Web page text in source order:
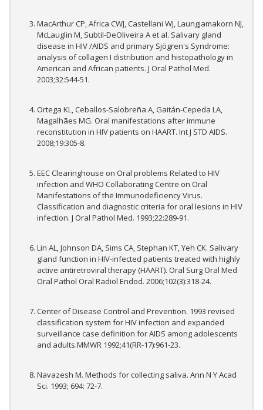
MacArthur CP, Africa CWJ, Castellani WJ, Laungjamakorn NJ,
McLauglin M, Subtil-DeOliveira A et al. Salivary gland
disease in HIV /AIDS and primary Sjögren's Syndrome:
analysis of collagen I distribution and histopathology in
American and African patients. J Oral Pathol Med.
2003;32:544-51.
Ortega KL, Ceballos-Salobreña A, Gaitán-Cepeda LA,
Magalhães MG. Oral manifestations after immune
reconstitution in HIV patients on HAART. Int J STD AIDS.
2008;19:305-8.
EEC Clearinghouse on Oral problems Related to HIV
infection and WHO Collaborating Centre on Oral
Manifestations of the Immunodeficiency Virus.
Classification and diagnostic criteria for oral lesions in HIV
infection. J Oral Pathol Med. 1993;22:289-91.
Lin AL, Johnson DA, Sims CA, Stephan KT, Yeh CK. Salivary
gland function in HIV-infected patients treated with highly
active antiretroviral therapy (HAART). Oral Surg Oral Med
Oral Pathol Oral Radiol Endod. 2006;102(3):318-24.
Center of Disease Control and Prevention. 1993 revised
classification system for HIV infection and expanded
surveillance case definition for AIDS among adolescents
and adults.MMWR 1992;41(RR-17):961-23.
Navazesh M. Methods for collecting saliva. Ann N Y Acad
Sci. 1993; 694: 72-7.